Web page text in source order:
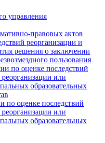
управления
правовых актов
реорганизации и
решения о заключении
пользования
по оценке последствий
или
образовательных
по оценке последствий
или
образовательных